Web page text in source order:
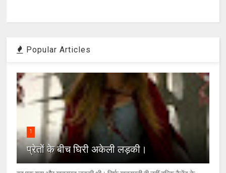
Popular Articles
1
प्रेतों के बीच घिरी अकेली लड़की।